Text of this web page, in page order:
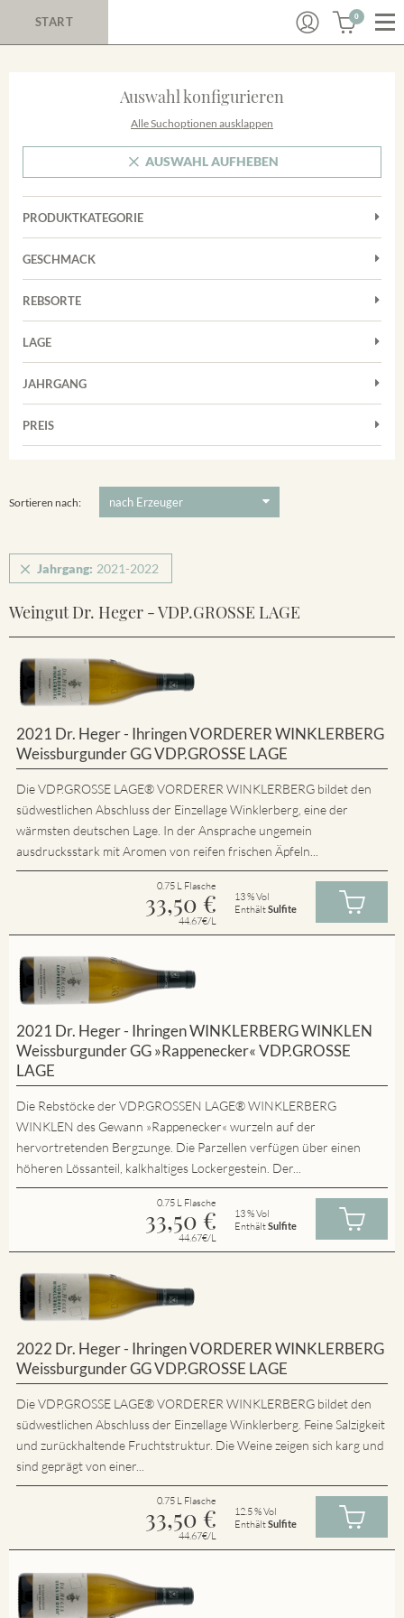
START 0
Auswahl konfigurieren
Alle Suchoptionen ausklappen
AUSWAHL AUFHEBEN
PRODUKTKATEGORIE
Cuvées
Rosé
Weißwein
GESCHMACK
Trocken
REBSORTE
Chardonnay
Grauburgunder
Riesling
LAGE
Achkarrer Schlossberg
Vorderer Winklerberg
Winklerberg Hinter Winklen
JAHRGANG
PREIS
Sortieren nach:
Jahrgang: 2021-2022
Weingut Dr. Heger - VDP.GROSSE LAGE
2021 Dr. Heger - Ihringen VORDERER WINKLERBERG
Weissburgunder GG VDP.GROSSE LAGE
Die VDP.GROSSE LAGE® VORDERER WINKLERBERG bildet den
südwestlichen Abschluss der Einzellage Winklerberg, eine der
wärmsten deutschen Lage. In der Ansprache ungemein
ausdrucksstark mit Aromen von reifen frischen Äpfeln...
0.75 L Flasche
33,50 €
44.67€/L
13 % Vol
EnthältSulfite
2021 Dr. Heger - Ihringen WINKLERBERG WINKLEN
Weissburgunder GG »Rappenecker« VDP.GROSSE
LAGE
Die Rebstöcke der VDP.GROSSEN LAGE® WINKLERBERG
WINKLEN des Gewann »Rappenecker« wurzeln auf der
hervortretenden Bergzunge. Die Parzellen verfügen über einen
höheren Lössanteil, kalkhaltiges Lockergestein. Der...
0.75 L Flasche
33,50 €
44.67€/L
13 % Vol
EnthältSulfite
2022 Dr. Heger - Ihringen VORDERER WINKLERBERG
Weissburgunder GG VDP.GROSSE LAGE
Die VDP.GROSSE LAGE® VORDERER WINKLERBERG bildet den
südwestlichen Abschluss der Einzellage Winklerberg. Feine Salzigkeit
und zurückhaltende Fruchtstruktur. Die Weine zeigen sich karg und
sind geprägt von einer...
0.75 L Flasche
33,50 €
44.67€/L
12.5 % Vol
EnthältSulfite